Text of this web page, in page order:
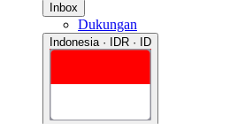
Inbox
Dukungan
Indonesia · IDR · ID